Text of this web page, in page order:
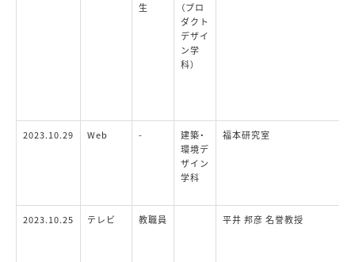
生
（プロ
ダクト
デザイ
ン学
科）
2023.10.29 Web -
建築・
環境デ
ザイン
学科
福本研究室
2023.10.25 テレビ 教職員 平井 邦彦 名誉教授